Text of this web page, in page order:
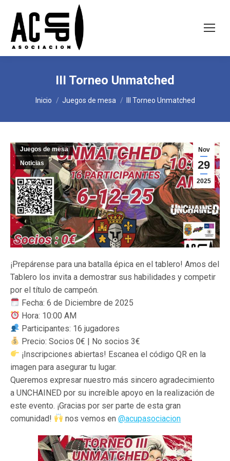
III Torneo Unmatched
Estás aquí:
Inicio Juegos de mesa III Torneo Unmatched
Nov
29
2025
Juegos de mesa
Noticias
¡Prepárense para una batalla épica en el tablero! Amos del
Tablero los invita a demostrar sus habilidades y competir
por el título de campeón.
Fecha: 6 de Diciembre de 2025
Hora: 10:00 AM
Participantes: 16 jugadores
Precio: Socios 0€ | No socios 3€
¡Inscripciones abiertas! Escanea el código QR en la
imagen para asegurar tu lugar.
Queremos expresar nuestro más sincero agradecimiento
a UNCHAINED por su increíble apoyo en la realización de
este evento. ¡Gracias por ser parte de esta gran
comunidad!
nos vemos en@acupasociacion